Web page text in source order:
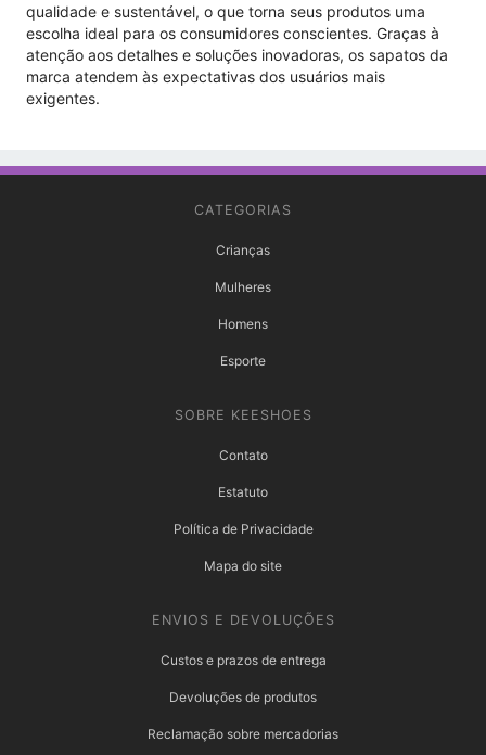
qualidade e sustentável, o que torna seus produtos uma
escolha ideal para os consumidores conscientes. Graças à
atenção aos detalhes e soluções inovadoras, os sapatos da
marca atendem às expectativas dos usuários mais
exigentes.
CATEGORIAS
Crianças
Mulheres
Homens
Esporte
SOBRE KEESHOES
Contato
Estatuto
Política de Privacidade
Mapa do site
ENVIOS E DEVOLUÇÕES
Custos e prazos de entrega
Devoluções de produtos
Reclamação sobre mercadorias